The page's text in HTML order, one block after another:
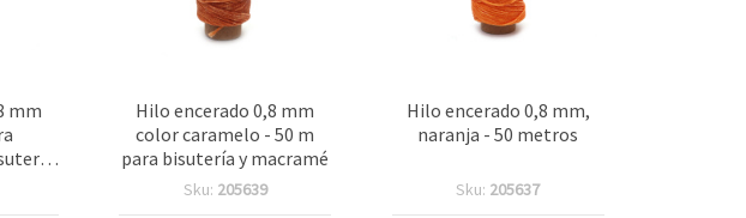
mm
Hilo encerado 0,8 mm
color caramelo - 50 m
para bisutería y macramé
Sku: 205639
Hilo encerado 0,8 mm,
naranja - 50 metros
Sku: 205637